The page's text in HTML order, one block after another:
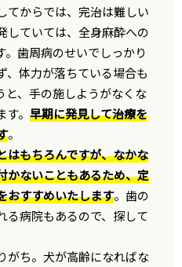
てからでは、完治は難しい
していては、全身麻酔への
。歯周病のせいでしっかり
、体力が落ちている場合も
と、手の施しようがなくな
す。早期に発見して治療を
。
はもちろんですが、なかな
かないこともあるため、定
おすすめいたします。歯の
る病院もあるので、探して
がち。犬が高齢になればな